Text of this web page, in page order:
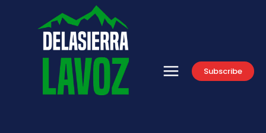
Subscribe